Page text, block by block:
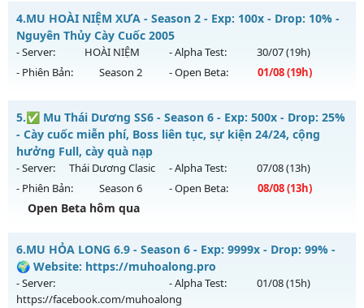
Thể loại: Mu Nguyên bản Webzen
Antihack: BDCAM
⭐⭐⭐⭐⭐MU-PKZ Season 6 - Không mốc nạp - 30 dòng
EXL mới
Mu mới ra tháng 07 2026 - Mở máy chủ
MU-PKZvào 19h
ngày 31/07/2626
Kiểu reset: Reset In Game
Thể loại: Mu Nguyên bản Webzen
Antihack: SuperAnti
4.MU HOÀI NIỆM XƯA - Season 2 - Exp: 100x - Drop: 10% -
Nguyên Thủy Cày Cuốc 2005
- Server: HOÀI NIỆM - Alpha Test: 30/07(19h)
- Phiên Bản:
Season 2 - Open Beta: 01/08(19h)
MU HOÀI NIỆM XƯA - Nguyên Thủy Cày Cuốc 2005
Mu mới ra tháng 08 2026 - Mở máy chủHOÀI NIỆMvào 19h
ngày 01/08/2626
Exp: 100x - Drop: 10%
Antihack: Phiên bản mới nhất
5.✅ Mu Thái Dương SS6 - Season 6 - Exp: 500x - Drop: 25%
- Cày cuốc miễn phí, Boss liên tục, sự kiện 24/24, cộng
hưởng Full, cày quà nạp
- Server: Thái Dương Clasic - Alpha Test: 07/08(13h)
- Phiên Bản:
Season 6 - Open Beta: 08/08(13h)
Open Beta hôm qua
✅ Mu Thái Dương SS6 - Cày cuốc miễn phí, Boss liên tục,
sự kiện 24/24, cộng hưởng Full, cày quà nạp
Mu mới ra tháng 08 2026 - Mở máy chủ
Thái Dương Clasic
vào 13h ngày 08/08/2626
6.MU HỎA LONG 6.9 - Season 6 - Exp: 9999x - Drop: 99% -
🌍 Website: https://muhoalong.pro
- Server:
https://facebook.com/muhoalong
- Alpha Test: 01/08(15h)